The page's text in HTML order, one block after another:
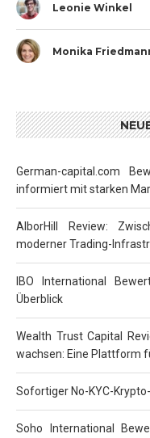
Leonie Winkel
Monika
German-capital.com
informiert mit starken
AlborHill Review:
moderner Trading-
IBO International
Überblick
Wealth Trust Capital
wachsen: Eine Plattform
Sofortiger No-KYC-
Soho International